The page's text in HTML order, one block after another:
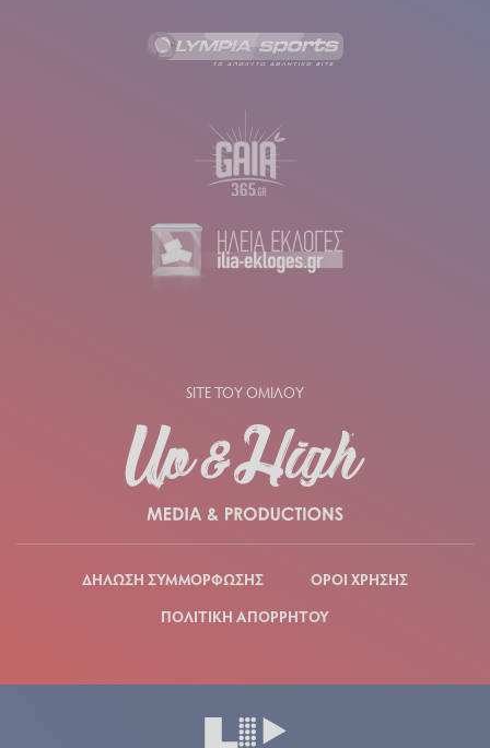
SITE ΤΟΥ ΟΜΙΛΟΥ
ΔΗΛΩΣΗ ΣΥΜΜΟΡΦΩΣΗΣ
ΟΡΟΙ ΧΡΗΣΗΣ
ΠΟΛΙΤΙΚΗ ΑΠΟΡΡΗΤΟΥ